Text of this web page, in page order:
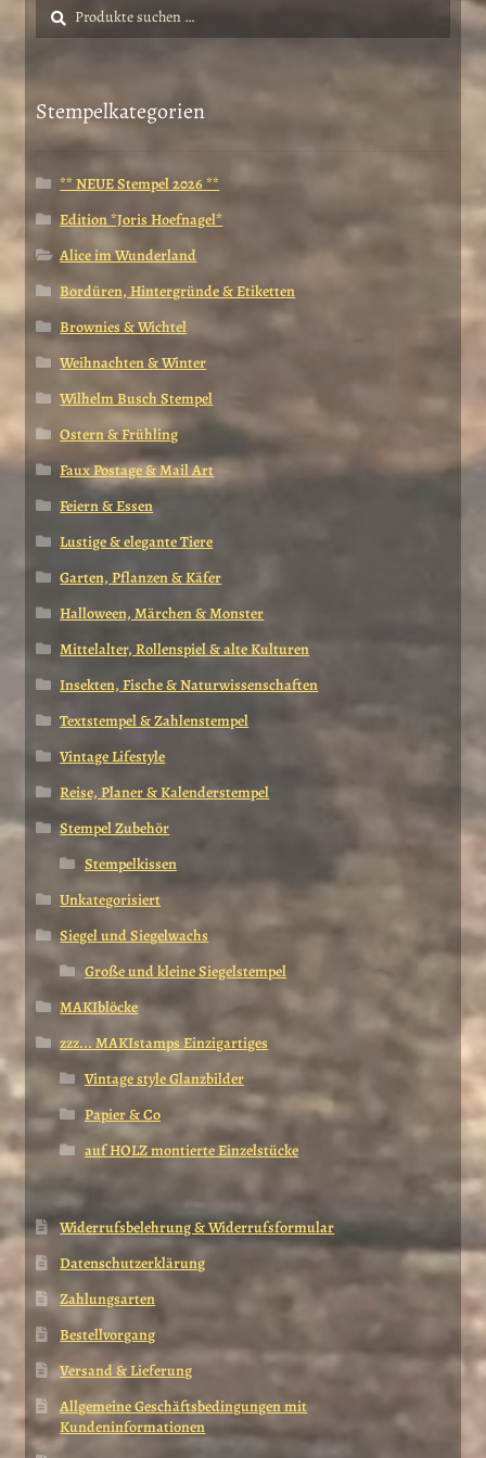
Suche
nach:
Suchen
Stempelkategorien
** NEUE Stempel 2026 **
Edition *Joris Hoefnagel*
Alice im Wunderland
Bordüren, Hintergründe & Etiketten
Brownies & Wichtel
Weihnachten & Winter
Wilhelm Busch Stempel
Ostern & Frühling
Faux Postage & Mail Art
Feiern & Essen
Lustige & elegante Tiere
Garten, Pflanzen & Käfer
Halloween, Märchen & Monster
Mittelalter, Rollenspiel & alte Kulturen
Insekten, Fische & Naturwissenschaften
Textstempel & Zahlenstempel
Vintage Lifestyle
Reise, Planer & Kalenderstempel
Stempel Zubehör
Stempelkissen
Unkategorisiert
Siegel und Siegelwachs
Große und kleine Siegelstempel
MAKIblöcke
zzz... MAKIstamps Einzigartiges
Vintage style Glanzbilder
Papier & Co
auf HOLZ montierte Einzelstücke
Widerrufsbelehrung & Widerrufsformular
Datenschutzerklärung
Zahlungsarten
Bestellvorgang
Versand & Lieferung
Allgemeine Geschäftsbedingungen mit
Kundeninformationen